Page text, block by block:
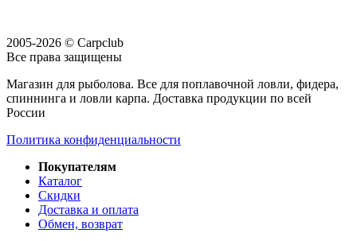
2005-2026 © Carpclub
Все права защищены
Магазин для рыболова. Все для поплавочной ловли, фидера,
спиннинга и ловли карпа. Доставка продукции по всей
России
Политика конфиденциальности
Покупателям
Каталог
Скидки
Доставка и оплата
Обмен, возврат